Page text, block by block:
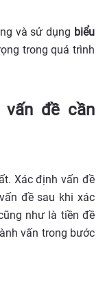
và sử dụng biểu
trong quá trình
đề cần
Xác định vấn đề
đề sau khi xác
như là tiền đề
vấn trong bước